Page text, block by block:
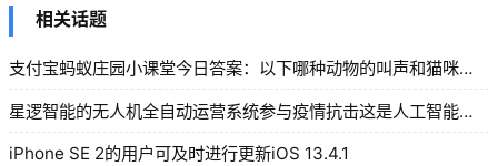
相关话题
支付宝蚂蚁庄园小课堂今日答案：以下哪种动物的叫声和猫咪差不多相似的
星逻智能的无人机全自动运营系统参与疫情抗击这是人工智能存在的价值
iPhone SE 2的用户可及时进行更新iOS 13.4.1